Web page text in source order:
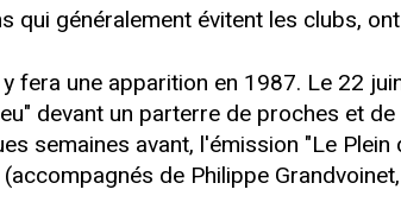
qui généralement évitent les clubs,
fera une apparition en 1987. Le 22
devant un parterre de proches et
semaines avant, l'émission "Le
de Philippe